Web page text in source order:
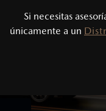
Si necesitas
únicamente a un